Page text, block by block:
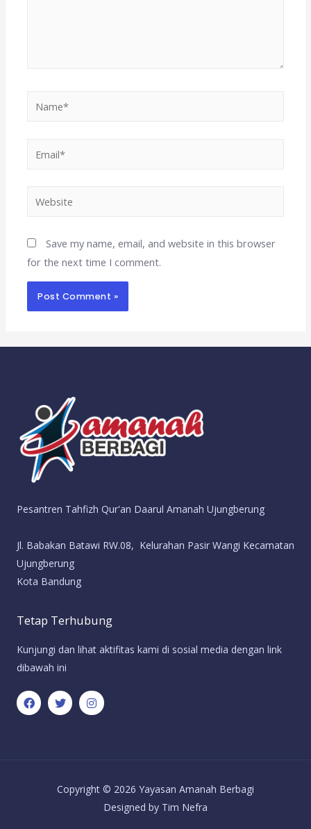
Save my name, email, and website in this browser
for the next time I comment.
Pesantren Tahfizh Qur'an Daarul Amanah Ujungberung
Jl. Babakan Batawi RW.08, Kelurahan Pasir Wangi Kecamatan
Ujungberung
Kota Bandung
Tetap Terhubung
Kunjungi dan lihat aktifitas kami di sosial media dengan link
dibawah ini
Copyright © 2026 Yayasan Amanah Berbagi
Designed by Tim Nefra